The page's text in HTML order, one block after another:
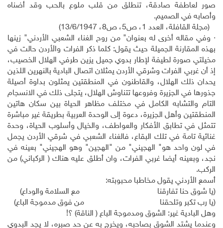
صور لعاطفة صادقة، تنطلق من قلب ملوع بالحب وقد أضناه
وأصابه في الصميم.
(مجلة القافلة، العدد 1، ص5، ص8، 13/6/1947)
· وفي مقاله أخرى له بعنوان" من روح الغناء الشعبي الأردني" زينها
بهذه المقارنة الجميلة حيث يقول: كلما ذكر الفرات والأردن حالت في
مخيلتي صورة لطيفة لإطار بدوي جميل يزين طرفي الهلال الخصيب،
إذ أن غربي الفرات وشرقي الأردن يمثلان اتصال البادية بالنهرين اللذين
يحدان ذلك الهلال، والقاطنون في المنطقتين يمثلون بداوة أصيلة
جذورها في الجزيرة وفروعها تتناوش الهلال، يتجلى ذلك في الانسجام
التام والتشابه الكامل في مختلف مظاهر الحياة بين سكان هاتين
المنطقتين وأهل الجزيرة، دعوة إلى الوحدة العربية بطريقة غير مباشرة
تتمثل في تطابق الأفكار والعواطف، والخيال وأسلوب الحياة، وحدة
غنائية تامة في تلك البقاع، فالغناء الشعبي في شرقي الأردن يجمل
في لون واحد هو" الهجيني" من "الهجين" وهو الهجيني" بعينه في
نجد، وبعينه أيضا غربي الفرات، وان أطلق عليه هناك ( الركباني) من
الركب.
أسمع الأردني يقول مخاطبا محبوبته:
(يا شوق حنا تفارقنا مع السلامة والوداع)
(يا رب تكبر وتلحقنا من فوق مدموجة الباع)
وهل البادية غير: الشوق ومدموجة الباع ( الناقة) ؟!
وعندما يشتد الشوق بصاحبه، ويخرج به عن حد صبره، لا يجد البدوي